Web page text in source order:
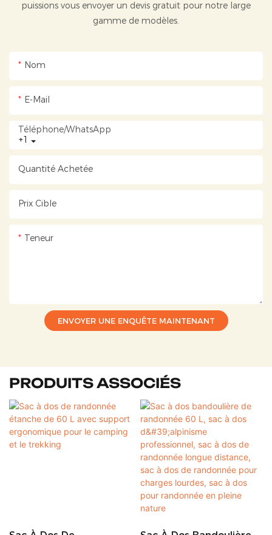
puissions vous envoyer un devis gratuit pour notre large
gamme de modèles.
Nom
E-Mail
+1
Téléphone/WhatsApp
Quantité Achetée
Prix ​​cible
Teneur
ENVOYER UNE ENQUÊTE MAINTENANT
PRODUITS ASSOCIÉS